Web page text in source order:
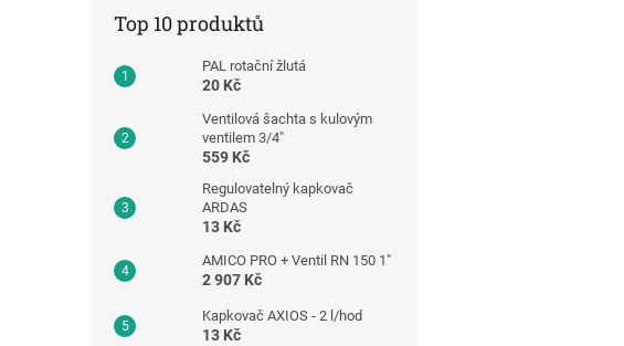
Top 10 produktů
PAL rotační žlutá
20 Kč
Ventilová šachta s kulovým
ventilem 3/4"
559 Kč
Regulovatelný kapkovač
ARDAS
13 Kč
AMICO PRO + Ventil RN 150 1"
2 907 Kč
Kapkovač AXIOS - 2 l/hod
13 Kč